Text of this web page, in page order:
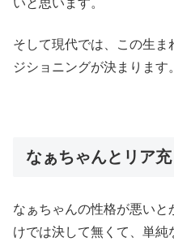
いと思います。
そして現代では、この生
ジショニングが決まります
なぁちゃんとリア充
なぁちゃんの性格が悪い
けでは決して無くて、単純